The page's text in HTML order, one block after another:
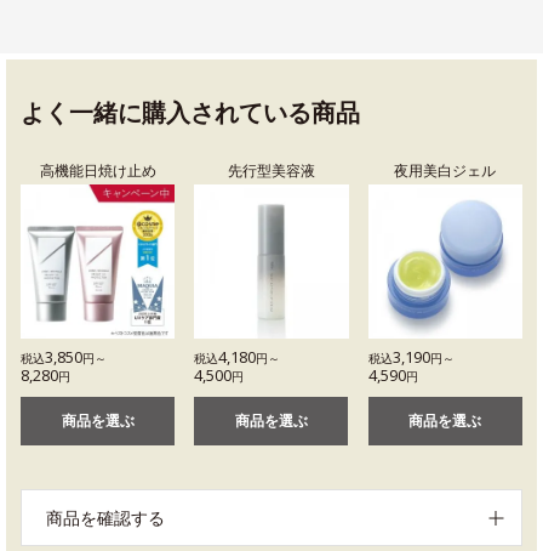
よく一緒に購入されている商品
高機能日焼け止め
税込3,850円～
8,280円
商品を選ぶ
先行型美容液
税込4,180円～
4,500円
商品を選ぶ
夜用美白ジェル
税込3,190円～
4,590円
商品を選ぶ
商品を確認する